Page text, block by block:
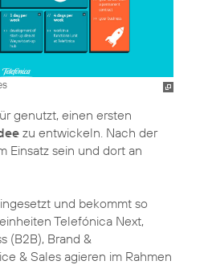
genutzt, einen ersten
zu entwickeln. Nach der
Einsatz sein und dort an
und bekommt so
Telefónica Next,
(B2B), Brand &
& Sales agieren im Rahmen